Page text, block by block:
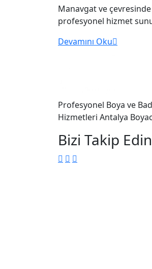
Manavgat ve
profesyonel hizmet
Devamını Oku
Profesyonel Boya ve
Hizmetleri Antalya
Bizi Takip Edin